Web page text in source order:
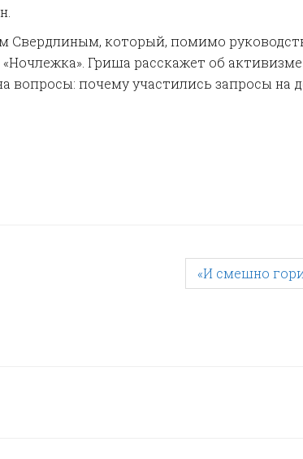
Свердлиным, который, помимо
Гриша расскажет об
вопросы: почему участились запросы на
«И смешно